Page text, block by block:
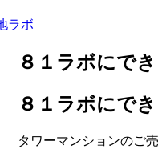
ラボ
８１ラボにで
８１ラボにで
タワーマンションのご